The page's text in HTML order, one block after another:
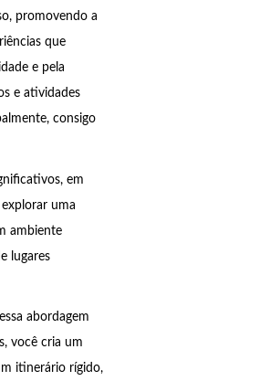
promovendo a
que
e pela
e atividades
consigo
em
uma
ambiente
lugares
abordagem
você cria um
itinerário rígido,